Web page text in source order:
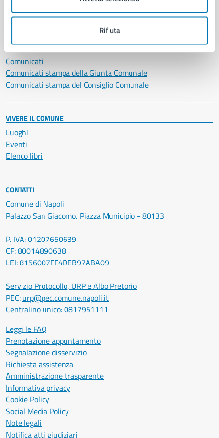
Rifiuta
Avvisi
Comunicati
Comunicati stampa della Giunta Comunale
Comunicati stampa del Consiglio Comunale
VIVERE IL COMUNE
Luoghi
Eventi
Elenco libri
CONTATTI
Comune di Napoli
Palazzo San Giacomo, Piazza Municipio - 80133
P. IVA: 01207650639
CF: 80014890638
LEI: 8156007FF4DEB97ABA09
Servizio Protocollo, URP e Albo Pretorio
PEC: urp@pec.comune.napoli.it
Centralino unico:0817951111
Leggi le FAQ
Prenotazione appuntamento
Segnalazione disservizio
Richiesta assistenza
Amministrazione trasparente
Informativa privacy
Cookie Policy
Social Media Policy
Note legali
Notifica atti giudiziari